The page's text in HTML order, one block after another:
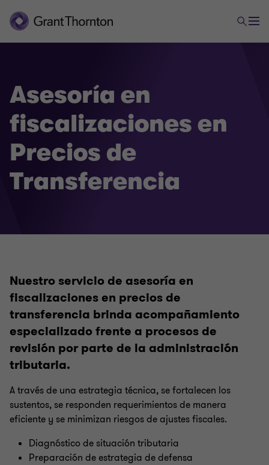
Asesoría en
fiscalizaciones en
Precios de
Transferencia
Nuestro servicio de asesoría en
fiscalizaciones en precios de
transferencia brinda acompañamiento
especializado frente a procesos de
revisión por parte de la administración
tributaria.
A través de una estrategia técnica, se fortalecen los
sustentos, se responden requerimientos de manera
eficiente y se minimizan riesgos de ajustes fiscales.
Diagnóstico de situación tributaria
Preparación de estrategia de defensa